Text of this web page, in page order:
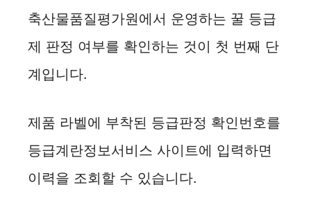
축산물품질평가원에서 운영하는 꿀 등급
제 판정 여부를 확인하는 것이 첫 번째 단
계입니다.
제품 라벨에 부착된 등급판정 확인번호를
등급계란정보서비스 사이트에 입력하면
이력을 조회할 수 있습니다.